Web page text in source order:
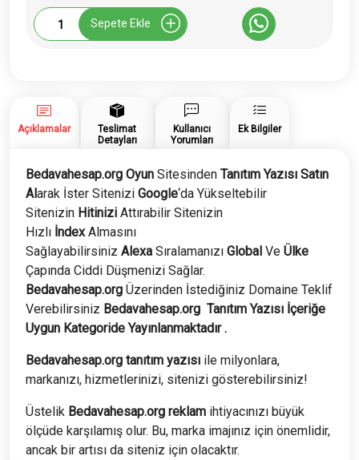
Bedavahesap.org
Tanıtım
Sepete Ekle
Açıklamalar
Teslimat
Detayları
Kullanıcı
Yorumları
Ek Bilgiler
Bedavahesap.org Oyun Sitesinden Tanıtım Yazısı Satın
Alarak İster Sitenizi Google‘da Yükseltebilir
Sitenizin Hitinizi Attırabilir Sitenizin
Hızlı İndexAlmasını
Sağlayabilirsiniz Alexa Sıralamanızı Global Ve Ülke
Çapında Ciddi Düşmenizi Sağlar.
Bedavahesap.org Üzerinden İstediğiniz Domaine Teklif
Verebilirsiniz Bedavahesap.org Tanıtım Yazısı İçeriğe
Uygun Kategoride Yayınlanmaktadır .
Bedavahesap.org tanıtım yazısı ile milyonlara,
markanızı, hizmetlerinizi, sitenizi gösterebilirsiniz!
Üstelik Bedavahesap.org reklam ihtiyacınızı büyük
ölçüde karşılamış olur. Bu, marka imajınız için önemlidir,
ancak bir artısı da siteniz için olacaktır.